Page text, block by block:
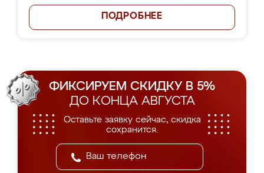
ПОДРОБНЕЕ
ФИКСИРУЕМ СКИДКУ В 5%
ДО КОНЦА АВГУСТА
Оставьте заявку сейчас, скидка
сохранится.